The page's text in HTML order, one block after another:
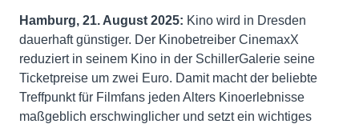
Hamburg, 21. August 2025: Kino wird in Dresden
dauerhaft günstiger. Der Kinobetreiber CinemaxX
reduziert in seinem Kino in der SchillerGalerie seine
Ticketpreise um zwei Euro. Damit macht der beliebte
Treffpunkt für Filmfans jeden Alters Kinoerlebnisse
maßgeblich erschwinglicher und setzt ein wichtiges